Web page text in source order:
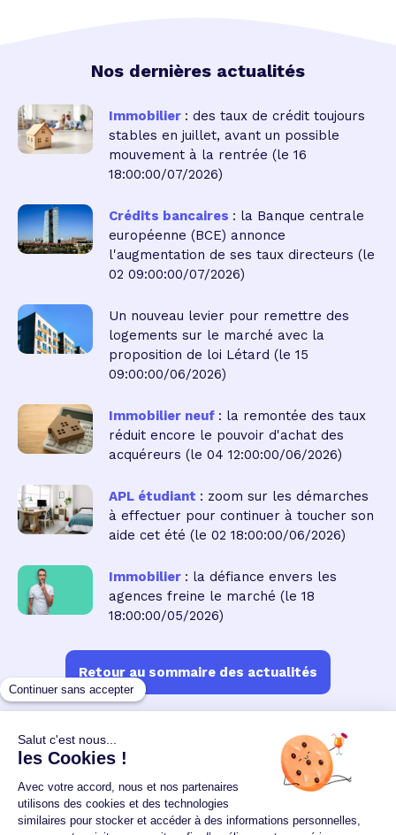
Nos dernières actualités
Immobilier : des taux de crédit toujours
stables en juillet, avant un possible
mouvement à la rentrée (le 16
18:00:00/07/2026)
Crédits bancaires : la Banque centrale
européenne (BCE) annonce
l'augmentation de ses taux directeurs (le
02 09:00:00/07/2026)
Un nouveau levier pour remettre des
logements sur le marché avec la
proposition de loi Létard (le 15
09:00:00/06/2026)
Immobilier neuf : la remontée des taux
réduit encore le pouvoir d'achat des
acquéreurs (le 04 12:00:00/06/2026)
APL étudiant : zoom sur les démarches
à effectuer pour continuer à toucher son
aide cet été (le 02 18:00:00/06/2026)
Immobilier : la défiance envers les
agences freine le marché (le 18
18:00:00/05/2026)
Retour au sommaire des actualités
Un crédit vous engage et doit être remboursé.
Vérifiez vos capacités de remboursement avant de